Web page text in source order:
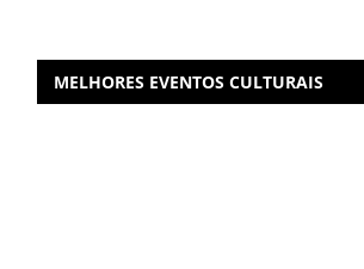
MELHORES EVENTOS CULTURAIS